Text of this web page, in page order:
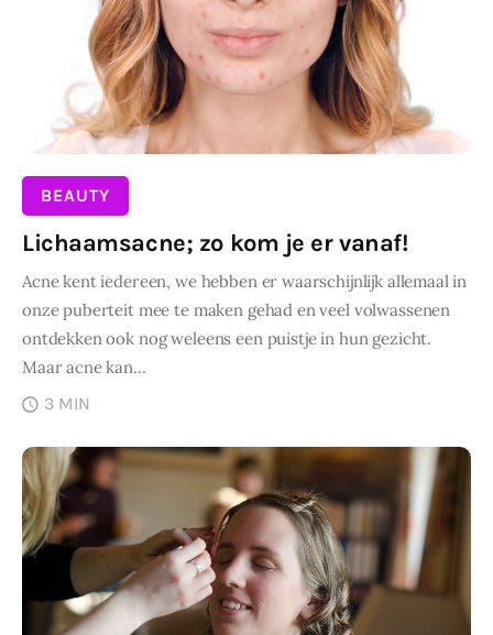
BEAUTY
Lichaamsacne; zo kom je er vanaf!
Acne kent iedereen, we hebben er waarschijnlijk allemaal in
onze puberteit mee te maken gehad en veel volwassenen
ontdekken ook nog weleens een puistje in hun gezicht.
Maar acne kan…
3 MIN
DELEN